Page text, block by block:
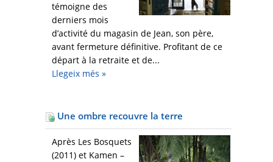
témoigne des
derniers mois
d’activité du magasin de Jean, son père,
avant fermeture définitive. Profitant de ce
départ à la retraite et de...
Llegeix més »
Une ombre recouvre la terre
Après Les Bosquets
(2011) et Kamen –